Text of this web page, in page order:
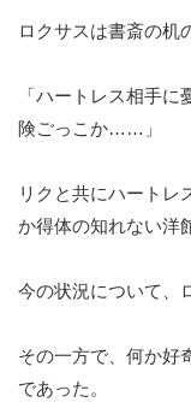
ロクサスは書斎の机
「ハートレス相手
険ごっこか……」
リクと共にハートレ
か得体の知れない洋
今の状況について、
その一方で、何か好
であった。